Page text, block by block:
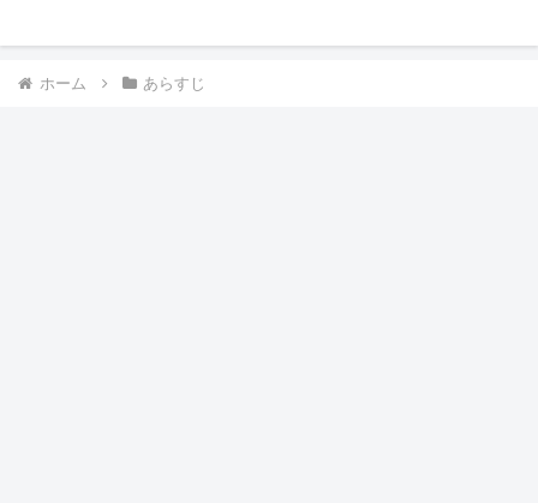
ホーム あらすじ